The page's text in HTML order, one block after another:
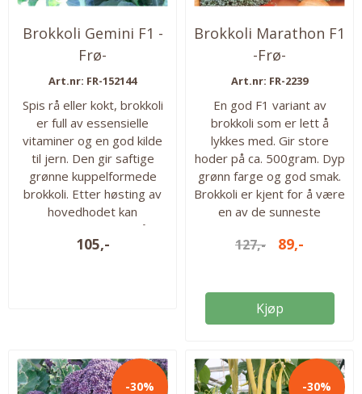
Brokkoli Gemini F1 -
Frø-
Art.nr: FR-152144
Spis rå eller kokt, brokkoli
er full av essensielle
vitaminer og en god kilde
til jern. Den gir saftige
grønne kuppelformede
brokkoli. Etter høsting av
hovedhodet kan
sideskuddene også
plukkes og spises. Enkel å
produserer buketter som
veier 300-500 g hver.
105,-
Brokkoli Marathon F1
-Frø-
Art.nr: FR-2239
En god F1 variant av
brokkoli som er lett å
lykkes med. Gir store
hoder på ca. 500gram. Dyp
grønn farge og god smak.
Brokkoli er kjent for å være
en av de sunneste
meget allsidig i bruken. 75
fra: juni – oktober Antall frø
i pakken: ca. 75 frø
127,- 89,-
Kjøp
-30% -30%